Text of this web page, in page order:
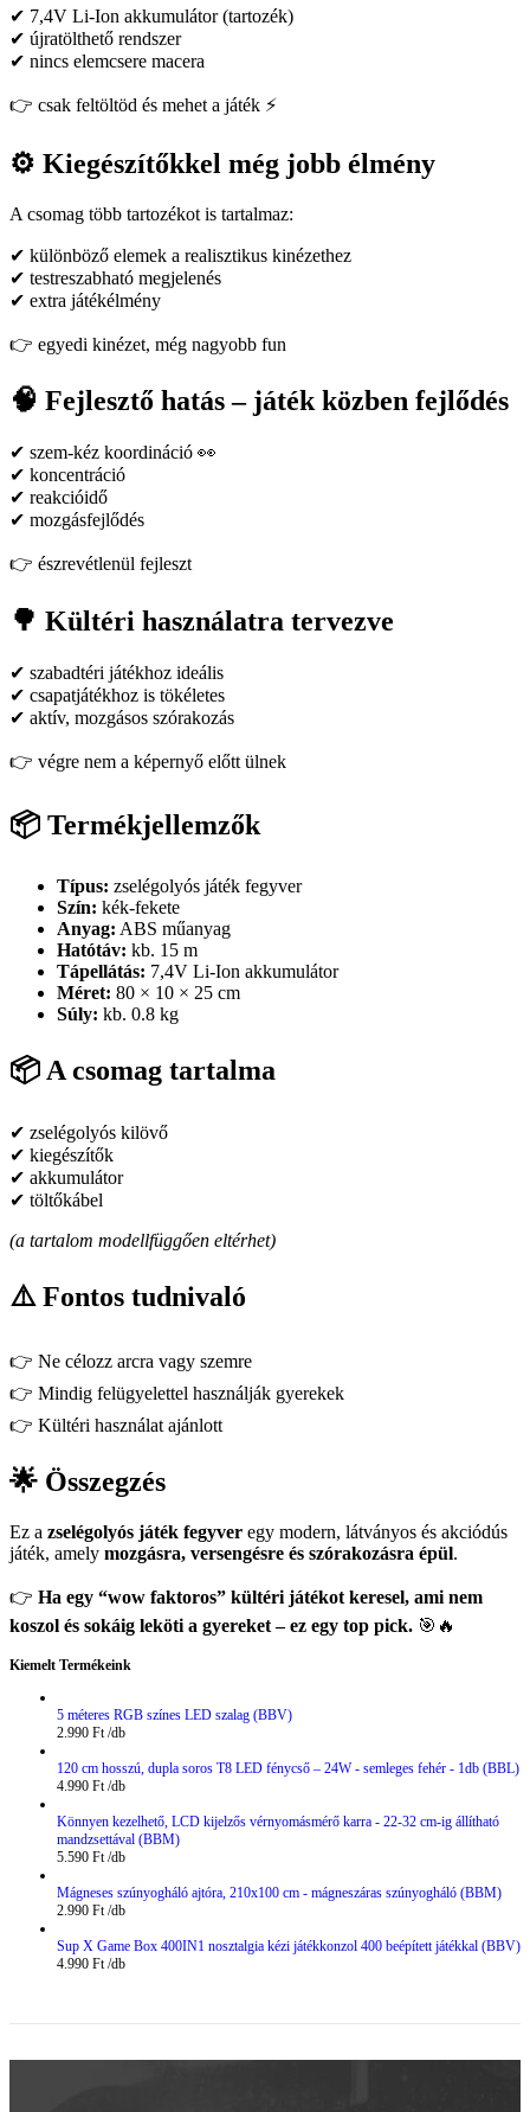
✔ 7,4V Li-Ion akkumulátor (tartozék)
✔ újratölthető rendszer
✔ nincs elemcsere macera
👉 csak feltöltöd és mehet a játék ⚡
⚙️ Kiegészítőkkel még jobb élmény
A csomag több tartozékot is tartalmaz:
✔ különböző elemek a realisztikus kinézethez
✔ testreszabható megjelenés
✔ extra játékélmény
👉 egyedi kinézet, még nagyobb fun
🧠 Fejlesztő hatás – játék közben fejlődés
✔ szem-kéz koordináció 👀
✔ koncentráció
✔ reakcióidő
✔ mozgásfejlődés
👉 észrevétlenül fejleszt
🌳 Kültéri használatra tervezve
✔ szabadtéri játékhoz ideális
✔ csapatjátékhoz is tökéletes
✔ aktív, mozgásos szórakozás
👉 végre nem a képernyő előtt ülnek
📦 Termékjellemzők
Típus: zselégolyós játék fegyver
Szín: kék-fekete
Anyag: ABS műanyag
Hatótáv: kb. 15 m
Tápellátás: 7,4V Li-Ion akkumulátor
Méret: 80 × 10 × 25 cm
Súly: kb. 0.8 kg
📦 A csomag tartalma
✔ zselégolyós kilövő
✔ kiegészítők
✔ akkumulátor
✔ töltőkábel
(a tartalom modellfüggően eltérhet)
⚠️ Fontos tudnivaló
👉 Ne célozz arcra vagy szemre
👉 Mindig felügyelettel használják gyerekek
👉 Kültéri használat ajánlott
🌟 Összegzés
Ez a zselégolyós játék fegyver egy modern, látványos és akciódús
játék, amely mozgásra, versengésre és szórakozásra épül.
👉 Ha egy “wow faktoros” kültéri játékot keresel, ami nem
koszol és sokáig leköti a gyereket – ez egy top pick. 🎯🔥
Kiemelt Termékeink
5 méteres RGB színes LED szalag (BBV)
2.990 Ft
120 cm hosszú, dupla soros T8 LED fénycső – 24W - semleges fehér - 1db (BBL)
4.990 Ft
Könnyen kezelhető, LCD kijelzős vérnyomásmérő karra - 22-32 cm-ig állítható
mandzsettával (BBM)
5.590 Ft
Mágneses szúnyogháló ajtóra, 210x100 cm - mágneszáras szúnyogháló (BBM)
2.990 Ft
Sup X Game Box 400IN1 nosztalgia kézi játékkonzol 400 beépített játékkal (BBV)
4.990 Ft